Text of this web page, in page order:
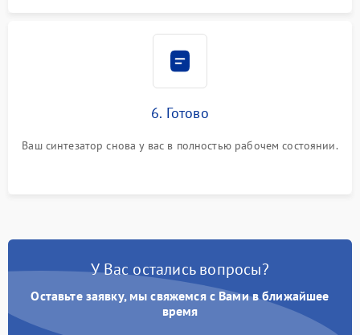
6. Готово
Ваш синтезатор снова у вас в полностью рабочем состоянии.
У Вас остались вопросы?
Оставьте заявку, мы свяжемся с Вами в ближайшее
время